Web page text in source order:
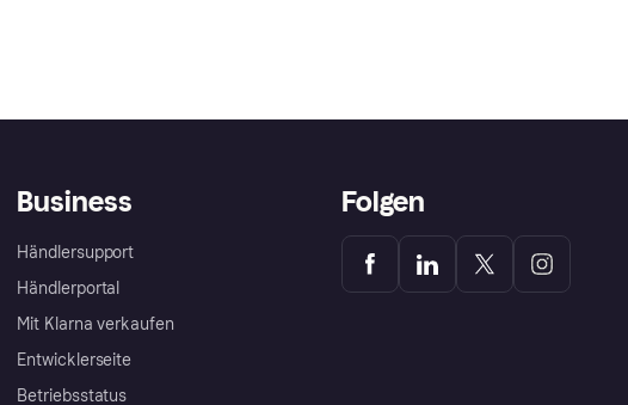
Business
Händlersupport
Händlerportal
Mit Klarna verkaufen
Entwicklerseite
Betriebsstatus
Folgen